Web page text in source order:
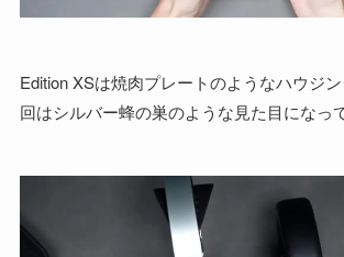
Edition XSは焼肉プレートのようなハウジ
回はシルバー蜂の巣のような見た目になっ